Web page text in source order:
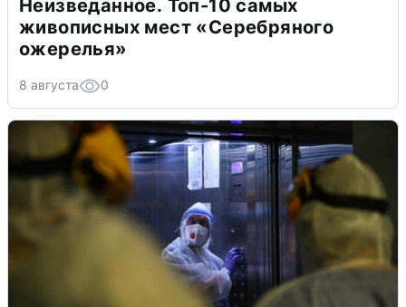
Неизведанное. Топ-10 самых
живописных мест «Серебряного
ожерелья»
8 августа 0